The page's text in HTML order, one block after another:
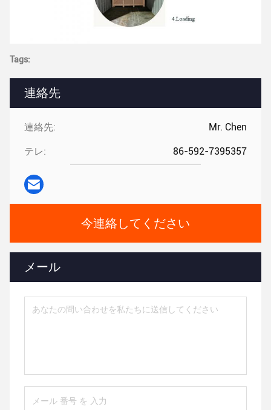
連絡先
連絡先: Mr. Chen
テレ: 86-592-7395357
今連絡してください
メール
Tags: